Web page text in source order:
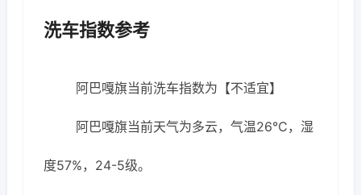
洗车指数参考
阿巴嘎旗当前洗车指数为【不适宜】
阿巴嘎旗当前天气为多云，气温26℃，湿
度57%，24-5级。